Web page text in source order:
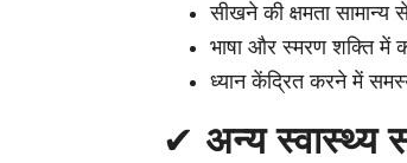
सीखने की क्षमता सामान्य
भाषा और स्मरण शक्ति में
ध्यान केंद्रित करने में
✔ अन्य स्वास्थ्य